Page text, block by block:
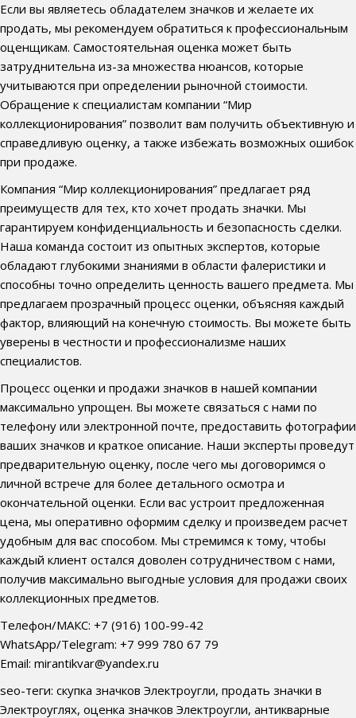
Если вы являетесь обладателем значков и желаете их
продать, мы рекомендуем обратиться к профессиональным
оценщикам. Самостоятельная оценка может быть
затруднительна из-за множества нюансов, которые
учитываются при определении рыночной стоимости.
Обращение к специалистам компании “Мир
коллекционирования” позволит вам получить объективную и
справедливую оценку, а также избежать возможных ошибок
при продаже.
Компания “Мир коллекционирования” предлагает ряд
преимуществ для тех, кто хочет продать значки. Мы
гарантируем конфиденциальность и безопасность сделки.
Наша команда состоит из опытных экспертов, которые
обладают глубокими знаниями в области фалеристики и
способны точно определить ценность вашего предмета. Мы
предлагаем прозрачный процесс оценки, объясняя каждый
фактор, влияющий на конечную стоимость. Вы можете быть
уверены в честности и профессионализме наших
специалистов.
Процесс оценки и продажи значков в нашей компании
максимально упрощен. Вы можете связаться с нами по
телефону или электронной почте, предоставить фотографии
ваших значков и краткое описание. Наши эксперты проведут
предварительную оценку, после чего мы договоримся о
личной встрече для более детального осмотра и
окончательной оценки. Если вас устроит предложенная
цена, мы оперативно оформим сделку и произведем расчет
удобным для вас способом. Мы стремимся к тому, чтобы
каждый клиент остался доволен сотрудничеством с нами,
получив максимально выгодные условия для продажи своих
коллекционных предметов.
Телефон/МАКС: +7 (916) 100-99-42
WhatsApp/Telegram: +7 999 780 67 79
Email: mirantikvar@yandex.ru
seo-теги: скупка значков Электроугли, продать значки в
Электроуглях, оценка значков Электроугли, антикварные